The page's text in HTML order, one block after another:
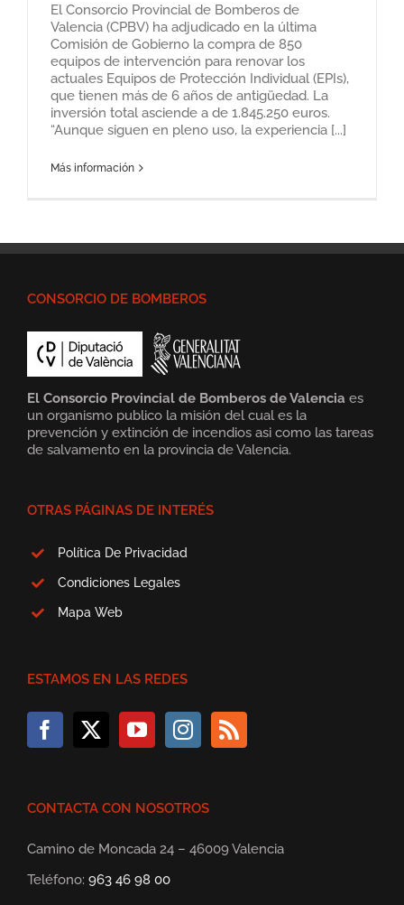
El Consorcio Provincial de Bomberos de
Valencia (CPBV) ha adjudicado en la última
Comisión de Gobierno la compra de 850
equipos de intervención para renovar los
actuales Equipos de Protección Individual (EPIs),
que tienen más de 6 años de antigüedad. La
inversión total asciende a de 1.845.250 euros.
“Aunque siguen en pleno uso, la experiencia [...]
Más información
CONSORCIO DE BOMBEROS
El Consorcio Provincial de Bomberos de Valencia es
un organismo publico la misión del cual es la
prevención y extinción de incendios asi como las tareas
de salvamento en la provincia de Valencia.
OTRAS PÁGINAS DE INTERÉS
Política De Privacidad
Condiciones Legales
Mapa Web
ESTAMOS EN LAS REDES
CONTACTA CON NOSOTROS
Camino de Moncada 24 – 46009 Valencia
Teléfono: 963 46 98 00